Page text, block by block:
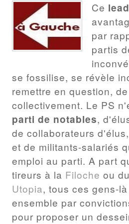
Ce
par
partis
se fossilise, se révèle
remettre en question,
collectivement. Le PS
parti de notables,
de collaborateurs
et de militants-salariés
emploi au parti. A part
tireurs à la Filoche ou du
Utopia, tous ces gens-
ensemble par
pour proposer un